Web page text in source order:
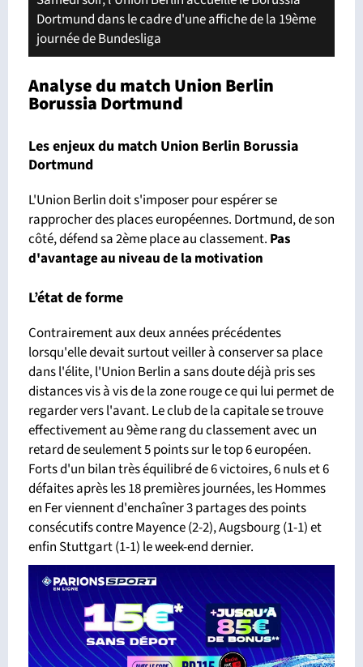
Dortmund dans le cadre d'une affiche de la 19ème
journée de Bundesliga
Analyse du match Union Berlin
Borussia Dortmund
Les enjeux du match Union Berlin Borussia
Dortmund
L'Union Berlin doit s'imposer pour espérer se
rapprocher des places européennes. Dortmund, de son
côté, défend sa 2ème place au classement. Pas
d'avantageau niveau de la motivation
L’état de forme
Contrairement aux deux années précédentes
lorsqu'elle devait surtout veiller à conserver sa place
dans l'élite, l'Union Berlin a sans doute déjà pris ses
distances vis à vis de la zone rouge ce qui lui permet de
regarder vers l'avant. Le club de la capitale se trouve
effectivement au 9ème rang du classement avec un
retard de seulement 5 points sur le top 6 européen.
Forts d'un bilan très équilibré de 6 victoires, 6 nuls et 6
défaites après les 18 premières journées, les Hommes
en Fer viennent d'enchaîner 3 partages des points
consécutifs contre Mayence (2-2), Augsbourg (1-1) et
enfin Stuttgart (1-1) le week-end dernier.